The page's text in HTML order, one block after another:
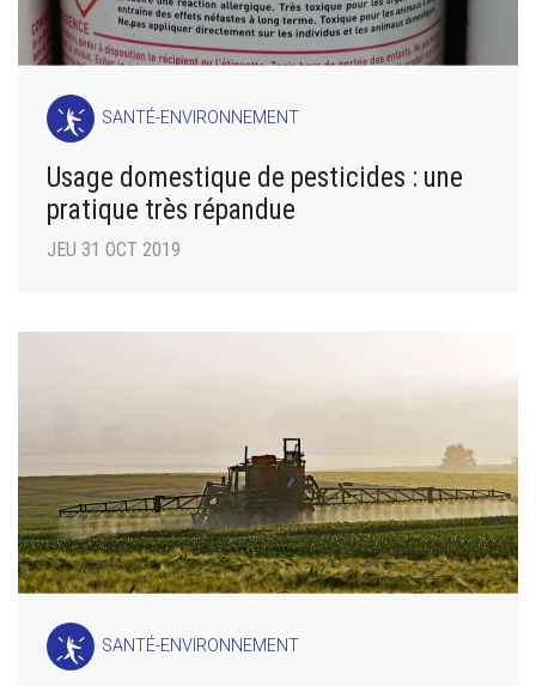
SANTÉ-ENVIRONNEMENT
Usage domestique de pesticides : une
pratique très répandue
JEU 31 OCT 2019
SANTÉ-ENVIRONNEMENT